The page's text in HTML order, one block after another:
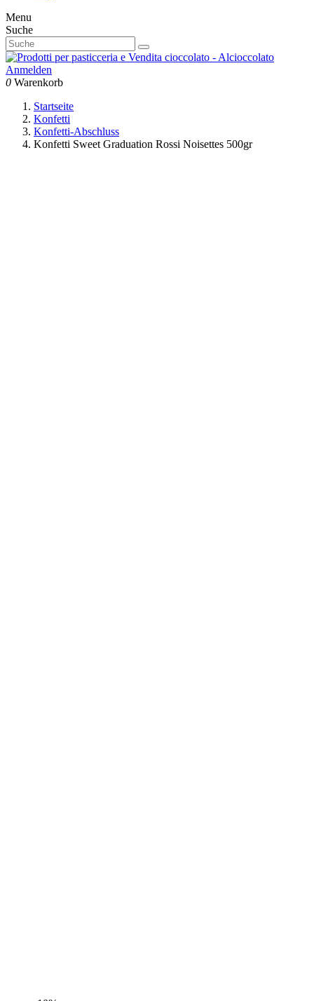
Menu
Suche
Anmelden
0 Warenkorb
Startseite
Konfetti
Konfetti-Abschluss
Konfetti Sweet Graduation Rossi Noisettes 500gr